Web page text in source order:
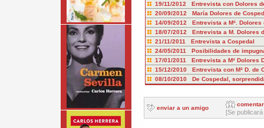
19/11/2012 Entrevista con Dolores
20/09/2012 María Dolores de
14/09/2012 Entrevista a Mª. Dolores
18/07/2012 Entrevista a M. Dolores
21/11/2011 Entrevista a Cospedal
24/05/2011 Posibilidades de
17/01/2011 Entrevista a Mª Dolores
15/12/2010 Entrevista con Mª D. de
08/10/2010 De Cospedal,
enviar a un amigo
comentar
[Se